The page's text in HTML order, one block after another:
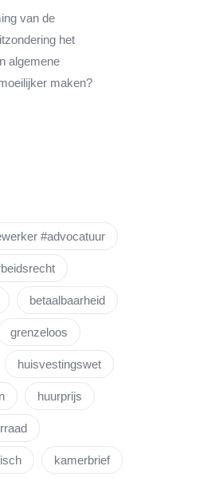
van de
het
algemene
maken?
#advocatuur
betaalbaarheid
grenzeloos
huisvestingswet
huurprijs
kamerbrief